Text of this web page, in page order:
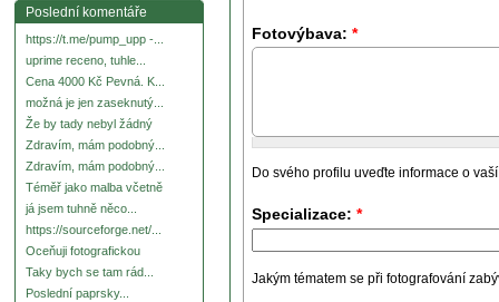
Poslední komentáře
https://t.me/pump_upp -...
uprime receno, tuhle...
Cena 4000 Kč Pevná. K...
možná je jen zaseknutý...
Že by tady nebyl žádný
Zdravím, mám podobný...
Zdravím, mám podobný...
Téměř jako malba včetně
já jsem tuhně něco...
https://sourceforge.net/...
Oceňuji fotografickou
Taky bych se tam rád...
Poslední paprsky...
Fotovýbava: *
Do svého profilu uveďte informace o
Specializace: *
Jakým tématem se při fotografování